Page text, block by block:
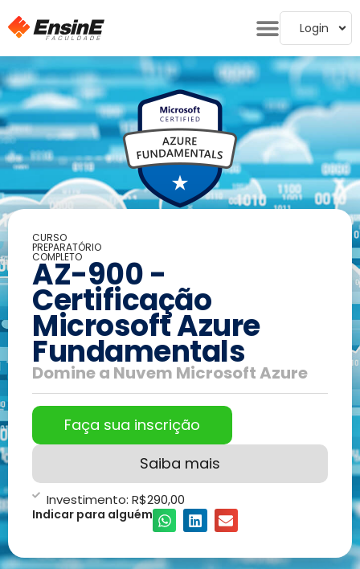
Login
CURSO
PREPARATÓRIO
COMPLETO
AZ-900 -
Certificação
Microsoft Azure
Fundamentals
Domine a Nuvem Microsoft Azure
Faça sua inscrição
Saiba mais
Investimento: R$290,00
Indicar para alguém